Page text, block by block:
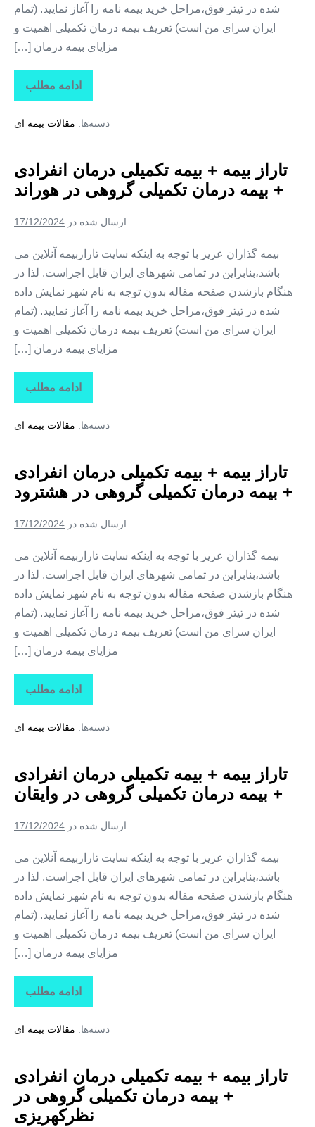
شده در تیتر فوق،مراحل خرید بیمه نامه را آغاز نمایید. (تمام
ایران سرای من است) تعریف بیمه درمان تکمیلی اهمیت و
مزایای بیمه درمان […]
ادامه مطلب
تاراز
بیمه
بیمه
درمان
+
بیمه
درمان
تکمیلی
در
دسته‌ها: مقالات بیمه ای
تاراز بیمه + بیمه تکمیلی درمان انفرادی
+ بیمه درمان تکمیلی گروهی در هوراند
ارسال شده در 17/12/2024
بیمه گذاران عزیز با توجه به اینکه سایت تارازبیمه آنلاین می
باشد،بنابراین در تمامی شهرهای ایران قابل اجراست. لذا در
هنگام بازشدن صفحه مقاله بدون توجه به نام شهر نمایش داده
شده در تیتر فوق،مراحل خرید بیمه نامه را آغاز نمایید. (تمام
ایران سرای من است) تعریف بیمه درمان تکمیلی اهمیت و
مزایای بیمه درمان […]
ادامه مطلب
تاراز
بیمه
بیمه
درمان
+
بیمه
درمان
تکمیلی
در
دسته‌ها: مقالات بیمه ای
تاراز بیمه + بیمه تکمیلی درمان انفرادی
+ بیمه درمان تکمیلی گروهی در هشترود
ارسال شده در 17/12/2024
بیمه گذاران عزیز با توجه به اینکه سایت تارازبیمه آنلاین می
باشد،بنابراین در تمامی شهرهای ایران قابل اجراست. لذا در
هنگام بازشدن صفحه مقاله بدون توجه به نام شهر نمایش داده
شده در تیتر فوق،مراحل خرید بیمه نامه را آغاز نمایید. (تمام
ایران سرای من است) تعریف بیمه درمان تکمیلی اهمیت و
مزایای بیمه درمان […]
ادامه مطلب
تاراز
بیمه
بیمه
درمان
+
بیمه
درمان
تکمیلی
در
دسته‌ها: مقالات بیمه ای
تاراز بیمه + بیمه تکمیلی درمان انفرادی
+ بیمه درمان تکمیلی گروهی در وایقان
ارسال شده در 17/12/2024
بیمه گذاران عزیز با توجه به اینکه سایت تارازبیمه آنلاین می
باشد،بنابراین در تمامی شهرهای ایران قابل اجراست. لذا در
هنگام بازشدن صفحه مقاله بدون توجه به نام شهر نمایش داده
شده در تیتر فوق،مراحل خرید بیمه نامه را آغاز نمایید. (تمام
ایران سرای من است) تعریف بیمه درمان تکمیلی اهمیت و
مزایای بیمه درمان […]
ادامه مطلب
تاراز
بیمه
بیمه
درمان
+
بیمه
درمان
تکمیلی
گروهی
دسته‌ها: مقالات بیمه ای
تاراز بیمه + بیمه تکمیلی درمان انفرادی
+ بیمه درمان تکمیلی گروهی در
نظرکهریزی